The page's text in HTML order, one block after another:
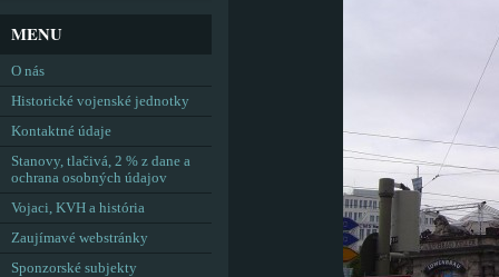
MENU
O nás
Historické vojenské jednotky
Kontaktné údaje
Stanovy, tlačivá, 2 % z dane a
ochrana osobných údajov
Vojaci, KVH a história
Zaujímavé webstránky
Sponzorské subjekty